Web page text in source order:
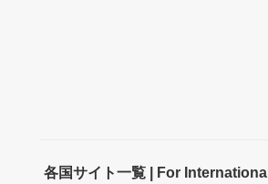
各国サイト一覧 | For International